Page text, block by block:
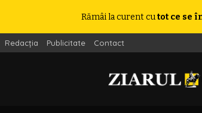
Rămâi la curent cutot ce se
Redacția Publicitate Contact